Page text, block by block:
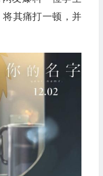
其痛打一顿，并